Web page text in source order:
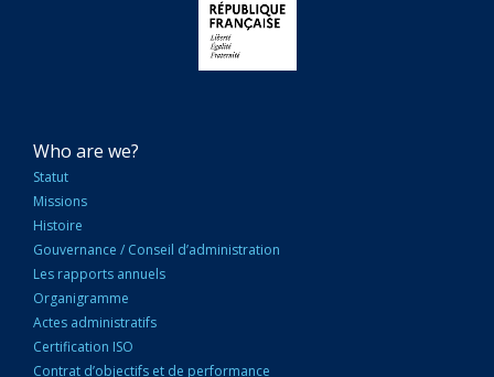
NAVIGATION
PRINCIPALE
Who are we?
Statut
Missions
Histoire
Gouvernance / Conseil d’administration
Les rapports annuels
Organigramme
Actes administratifs
Certification ISO
Contrat d’objectifs et de performance